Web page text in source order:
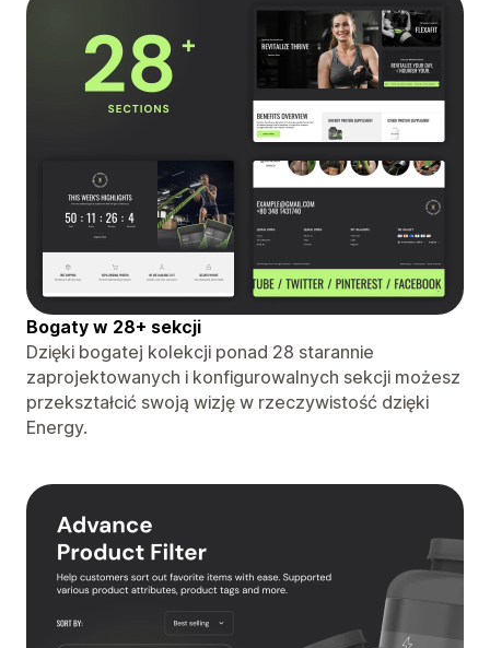
Bogaty w 28+ sekcji
Dzięki bogatej kolekcji ponad 28 starannie
zaprojektowanych i konfigurowalnych sekcji możesz
przekształcić swoją wizję w rzeczywistość dzięki
Energy.